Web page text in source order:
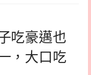
吃豪邁也
，大口吃